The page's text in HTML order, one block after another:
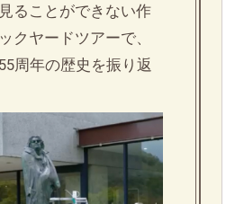
ることができない作
クヤードツアーで、
周年の歴史を振り返